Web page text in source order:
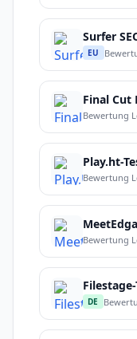
Surfer
EU
Final Cut
Bewertung
Play.ht-
Bewertung
Bewertung
DE